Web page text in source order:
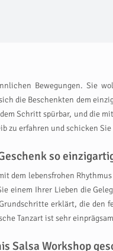
Bewegungen. Sie
die Beschenkten dem
Schritt spürbar, und
zu erfahren und schicken Sie
so
dem lebensfrohen
einem Ihrer Lieben die
erklärt, die
Tanzart ist sehr
Salsa Workshop